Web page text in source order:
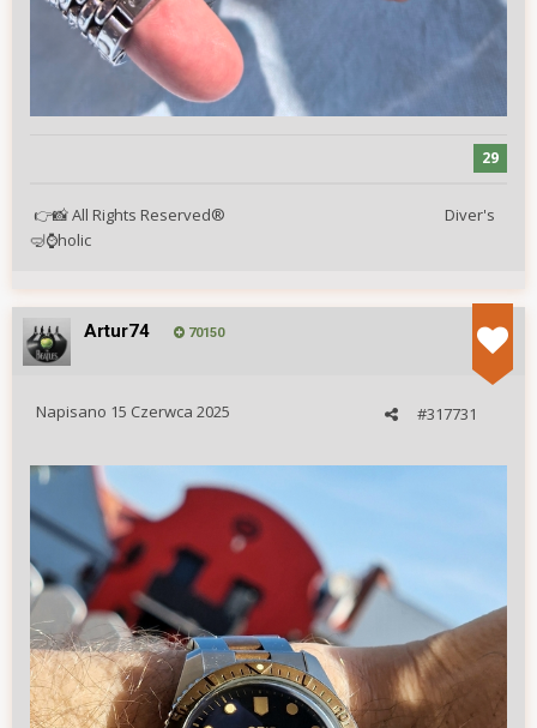
29
👉📸 All Rights Reserved® Diver's
🤿⌚holic
Artur74 70150
#317731
Napisano 15 Czerwca 2025